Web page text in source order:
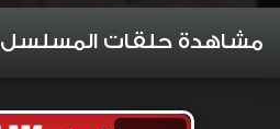
مشاهدة حلقات المسلسل